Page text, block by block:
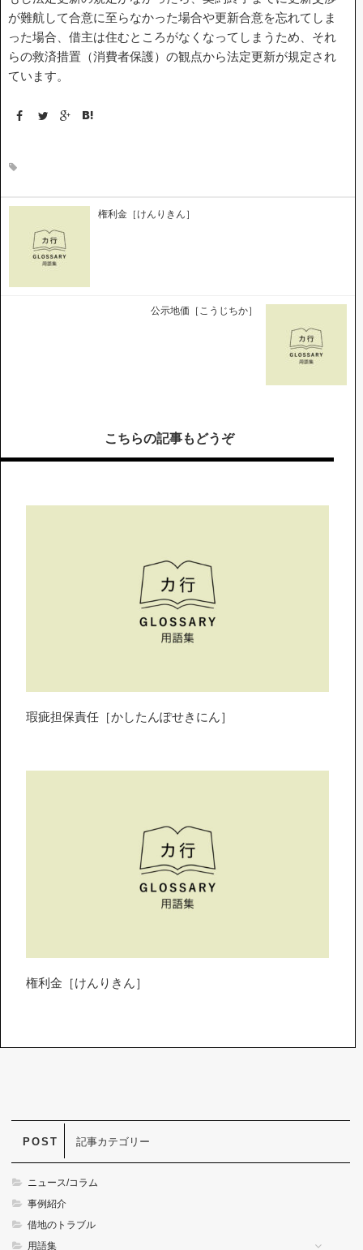
が難航して合意に至らなかった場合や更新合意を忘れてしま
った場合、借主は住むところがなくなってしまうため、それ
らの救済措置（消費者保護）の観点から法定更新が規定され
ています。
権利金［けんりきん］
公示地価［こうじちか］
こちらの記事もどうぞ
瑕疵担保責任［かしたんぽせきにん］
権利金［けんりきん］
記事カテゴリー
ニュース/コラム
事例紹介
借地のトラブル
用語集